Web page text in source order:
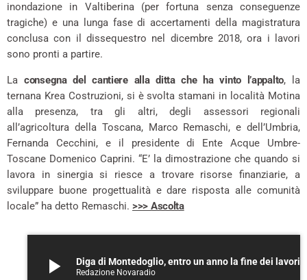
inondazione in Valtiberina (per fortuna senza conseguenze
tragiche) e una lunga fase di accertamenti della magistratura
conclusa con il dissequestro nel dicembre 2018, ora i lavori
sono pronti a partire.
Laconsegna del cantiere alla ditta che ha vinto l’appalto, la
ternana Krea Costruzioni, si è svolta stamani in località Motina
alla presenza, tra gli altri, degli assessori regionali
all’agricoltura della Toscana, Marco Remaschi, e dell’Umbria,
Fernanda Cecchini, e il presidente di Ente Acque Umbre-
Toscane Domenico Caprini. “E’ la dimostrazione che quando si
lavora in sinergia si riesce a trovare risorse finanziarie, a
sviluppare buone progettualità e dare risposta alle comunità
locale” ha detto Remaschi. >>> Ascolta
play_arrow Diga di Montedoglio, entro un anno la fine dei lavori
Redazione Novaradio